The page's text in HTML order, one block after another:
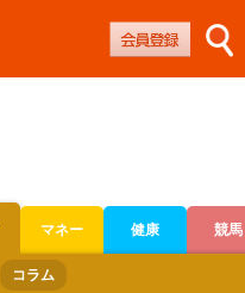
マネー 健康 競馬
コラム